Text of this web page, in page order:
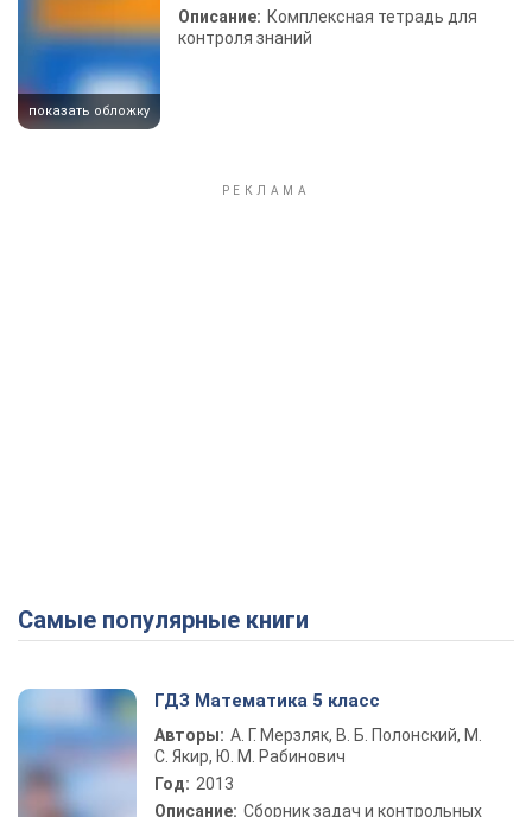
показать обложку
Описание: Комплексная тетрадь для
контроля знаний
Самые популярные книги
ГДЗ Математика 5 класс
Авторы: А. Г. Мерзляк, В. Б. Полонский, М.
С. Якир, Ю. М. Рабинович
Год: 2013
Описание: Сборник задач и контрольных